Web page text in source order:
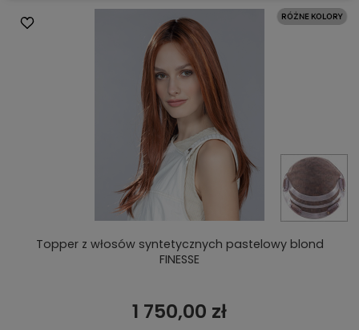
Topper z włosów syntetycznych pastelowy blond
FINESSE
1 750,00 zł